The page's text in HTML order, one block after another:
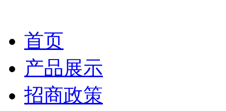
首页
产品展示
招商政策